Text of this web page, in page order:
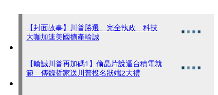
【封面故事】川普勝選、完全執政 科技
大咖加速美國擴產輸誠
【輸誠川普再加碼1】偷晶片說逼台積電就
範 傳魏哲家送川普投名狀端2大禮